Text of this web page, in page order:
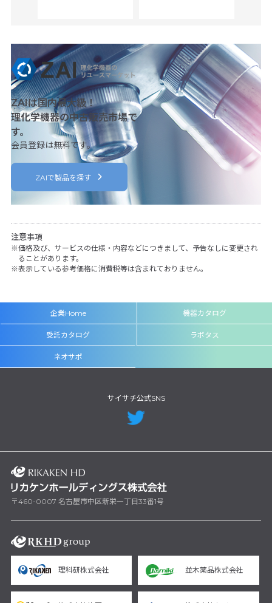
ZAIは国内最大級！
理化学機器の中古販売市場で
す。
会員登録は無料です。
ZAIで製品を探す
注意事項
価格及び、サービスの仕様・内容などにつきまして、予告なしに変更され
ることがあります。
表示している参考価格に消費税等は含まれておりません。
企業Home 機器カタログ
受託カタログ ラボタス
ネオサポ
サイサチ公式SNS
〒460-0007 名古屋市中区新栄一丁目33番1号
理科研株式会社 並木薬品株式会社